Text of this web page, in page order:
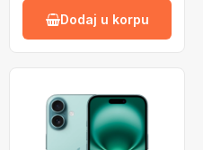
Dodaj u korpu